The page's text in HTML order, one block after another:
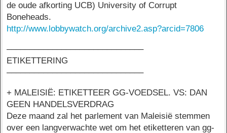
de oude afkorting UCB) University of Corrupt
Boneheads.
http://www.lobbywatch.org/archive2.asp?arcid=7806
––––––––––––––––––––––––––––––
ETIKETTERING
––––––––––––––––––––––––––––––
+ MALEISIË: ETIKETTEER GG-VOEDSEL. VS: DAN
GEEN HANDELSVERDRAG
Deze maand zal het parlement van Maleisië stemmen
over een langverwachte wet om het etiketteren van gg-